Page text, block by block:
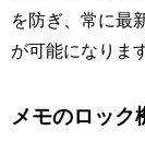
を防ぎ、常に最
が可能になりま
メモのロック